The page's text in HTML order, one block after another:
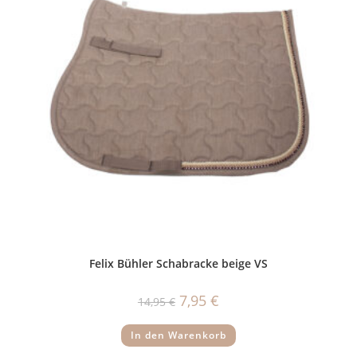
Felix Bühler Schabracke beige VS
14,95€ Ursprünglicher
Preis
14,95 €
7,95 €Aktueller
Preis
7,95 €.
In den Warenkorb